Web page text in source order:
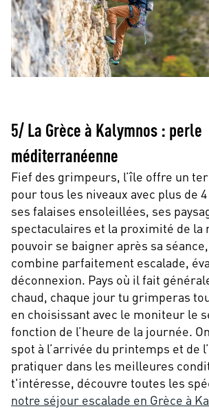
5/ La Grèce à Kalymnos : perle
méditerranéenne
Fief des grimpeurs, l’île offre un
pour tous les niveaux avec plus de 4
ses falaises ensoleillées, ses
spectaculaires et la proximité de la
pouvoir se baigner après sa
combine parfaitement escalade,
déconnexion. Pays où il fait
chaud, chaque jour tu grimperas
en choisissant avec le moniteur le
fonction de l’heure de la journée.
spot à l’arrivée du printemps et de
pratiquer dans les meilleures
t'intéresse, découvre toutes les
notre séjour escalade en Grèce à